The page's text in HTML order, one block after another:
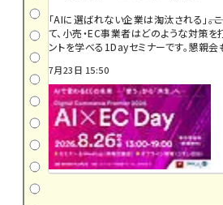
「AIに選ばれない企業は淘汰される」――
て、小売・EC事業者はどのような対策
ントを学べる1Dayセミナーです。懇親会
7月23日 15:50